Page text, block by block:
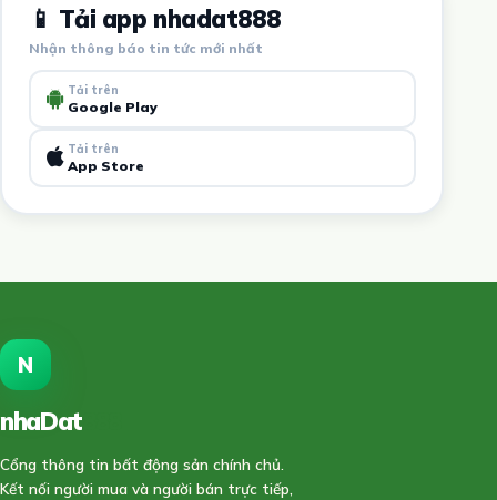
📱 Tải app nhadat888
Nhận thông báo tin tức mới nhất
Tải trên
Google Play
Tải trên
App Store
N
nhaDat
Cổng thông tin bất động sản chính chủ.
Kết nối người mua và người bán trực tiếp,